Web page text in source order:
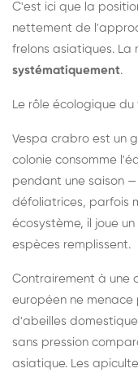
C'est ici que la
nettement de
frelons asiatiques. La
systématiquement.
Le rôle écologique
Vespa crabro est un
colonie consomme
pendant une saison
défoliatrices, parfois
écosystème, il joue
espèces remplissent.
Contrairement à une
européen ne menace
d'abeilles
sans pression
asiatique. Les